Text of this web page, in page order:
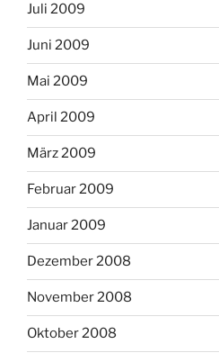
Juli 2009
Juni 2009
Mai 2009
April 2009
März 2009
Februar 2009
Januar 2009
Dezember 2008
November 2008
Oktober 2008